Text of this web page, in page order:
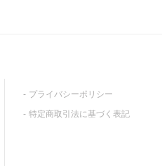
プライバシーポリシー
特定商取引法に基づく表記